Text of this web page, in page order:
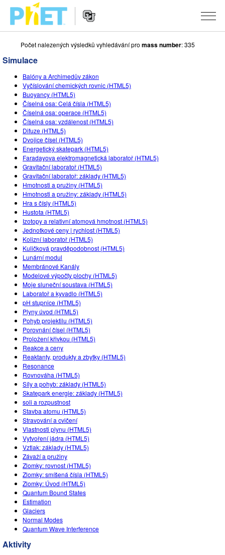
Vyhledávání
webu
PhET
Navigation
SIMULACE
Všechny simulace
Fyzika
Matematika
Chemie
Přírodověda
Biologie
Přeložené simulace
Customizable Sims
STUDIO
About Studio
Customizable Sims
Start a Free Trial
Purchase a License
VÝUKA
Procházet materiály
Sdílejte své aktivity
Activity Contribution Guidelines
Virtuální dílny
Professional Learning with PhET
Teaching with PhET
VÝZKUM
INICIATIVY
Inkluzivní design
PhET Global
Data Fluency
DEIB ve STEM Ed
SceneryStack OSE
Impact Report
PŘIHLÁSIT SE / REGISTROVAT
PŘIHLÁSIT SE / REGISTROVAT
Počet nalezených výsledků vyhledávání pro mass number: 335
Simulace
Balóny a Archimedův zákon
Vyčíslování chemických rovnic (HTML5)
Buoyancy (HTML5)
Číselná osa: Celá čísla (HTML5)
Číselná osa: operace (HTML5)
Číselná osa: vzdálenost (HTML5)
Difuze (HTML5)
Dvojice čísel (HTML5)
Energetický skatepark (HTML5)
Faradayova elektromagnetická laboratoř (HTML5)
Gravitační laboratoř (HTML5)
Gravitační laboratoř: základy (HTML5)
Hmotnosti a pružiny (HTML5)
Hmotnosti a pružiny: základy (HTML5)
Hra s čísly (HTML5)
Hustota (HTML5)
Izotopy a relativní atomová hmotnost (HTML5)
Jednotkové ceny | rychlost (HTML5)
Kolizní laboratoř (HTML5)
Kuličková pravděpodobnost (HTML5)
Lunární modul
Membránové Kanály
Modelové výpočty plochy (HTML5)
Moje sluneční soustava (HTML5)
Laboratoř a kyvadlo (HTML5)
pH stupnice (HTML5)
Plyny úvod (HTML5)
Pohyb projektilu (HTML5)
Porovnání čísel (HTML5)
Proložení křivkou (HTML5)
Reakce a ceny
Reaktanty, produkty a zbytky (HTML5)
Resonance
Rovnováha (HTML5)
Síly a pohyb: základy (HTML5)
Skatepark energie: základy (HTML5)
soli a rozpustnost
Stavba atomu (HTML5)
Stravování a cvičení
Vlastnosti plynu (HTML5)
Vytvoření jádra (HTML5)
Vztlak: základy (HTML5)
Závaží a pružiny
Zlomky: rovnost (HTML5)
Zlomky: smíšená čísla (HTML5)
Zlomky: Úvod (HTML5)
Quantum Bound States
Estimation
Glaciers
Normal Modes
Quantum Wave Interference
Aktivity